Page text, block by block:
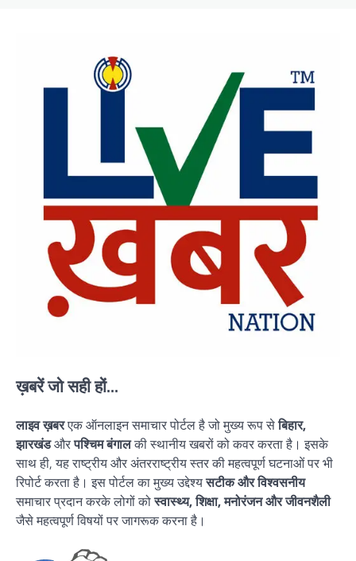
ख़बरें जो सही हों...
लाइव ख़बरएक ऑनलाइन समाचार पोर्टल है जो मुख्य रूप सेबिहार,
झारखंडऔरपश्चिम बंगालकी स्थानीय खबरों को कवर करता है। इसके
साथ ही, यह राष्ट्रीय और अंतरराष्ट्रीय स्तर की महत्वपूर्ण घटनाओं पर भी
रिपोर्ट करता है। इस पोर्टल का मुख्य उद्देश्यसटीक और विश्वसनीय
समाचार प्रदान करके लोगों कोस्वास्थ्य, शिक्षा, मनोरंजन और जीवनशैली
जैसे महत्वपूर्ण विषयों पर जागरूक करना है।